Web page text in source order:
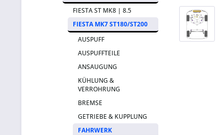
FIESTA ST MK8 | 8.5
FIESTA MK7 ST180/ST200
AUSPUFF
AUSPUFFTEILE
ANSAUGUNG
KÜHLUNG &
VERROHRUNG
BREMSE
GETRIEBE & KUPPLUNG
FAHRWERK